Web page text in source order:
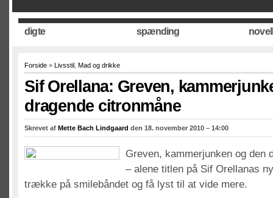
digte spænding
Forside » Livsstil Mad og drikke
Sif Orellana: Greven,
dragende citronmåne
Skrevet af Mette Bach Lindgaard den 18. november 2010 – 14:00
Greven, kammerjunken og den
– alene titlen på Sif Orellanas
trække på smilebåndet og få lyst til at vide mere.